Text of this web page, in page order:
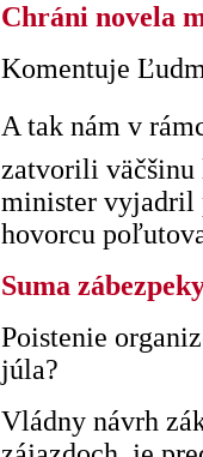
Chráni novela
Komentuje
A tak nám v
zatvorili
minister vyjadril
hovorcu
Suma
Poistenie
júla?
Vládny návrh